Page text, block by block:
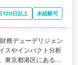
120日以上 未経験可
務デューデリジェン
スやインパクト分析
東京都港区にある有